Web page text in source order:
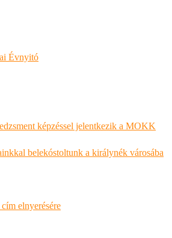
Évnyitó
képzéssel jelentkezik a MOKK
belekóstoltunk a királynék városába
elnyerésére